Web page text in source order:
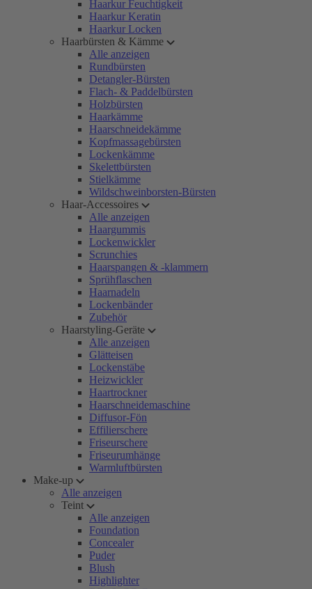
Haarkur Feuchtigkeit
Haarkur Keratin
Haarkur Locken
Haarbürsten & Kämme
Alle anzeigen
Rundbürsten
Detangler-Bürsten
Flach- & Paddelbürsten
Holzbürsten
Haarkämme
Haarschneidekämme
Kopfmassagebürsten
Lockenkämme
Skelettbürsten
Stielkämme
Wildschweinborsten-Bürsten
Haar-Accessoires
Alle anzeigen
Haargummis
Lockenwickler
Scrunchies
Haarspangen & -klammern
Sprühflaschen
Haarnadeln
Lockenbänder
Zubehör
Haarstyling-Geräte
Alle anzeigen
Glätteisen
Lockenstäbe
Heizwickler
Haartrockner
Haarschneidemaschine
Diffusor-Fön
Effilierschere
Friseurschere
Friseurumhänge
Warmluftbürsten
Make-up
Alle anzeigen
Teint
Alle anzeigen
Foundation
Concealer
Puder
Blush
Highlighter